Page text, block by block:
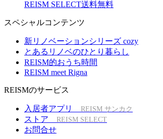
REISM SELECT送料無料
スペシャルコンテンツ
新リノベーションシリーズ cozy
とあるリノベのひとり暮らし
REISM的おうち時間
REISM meet Rigna
REISMのサービス
入居者アプリ REISM サンカク
ストア REISM SELECT
お問合せ